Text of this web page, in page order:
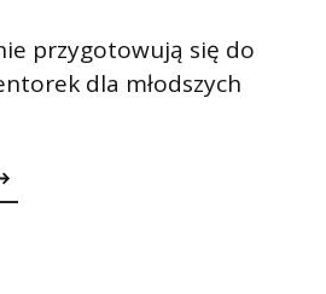
przygotowują się do
dla młodszych